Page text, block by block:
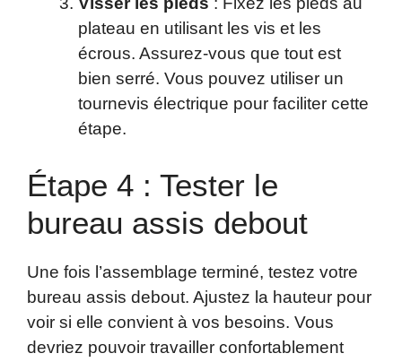
plateau en utilisant les vis et les
écrous. Assurez-vous que tout est
bien serré. Vous pouvez utiliser un
tournevis électrique pour faciliter cette
étape.
Étape 4 : Tester le
bureau assis debout
Une fois l’assemblage terminé, testez votre
bureau assis debout. Ajustez la hauteur pour
voir si elle convient à vos besoins. Vous
devriez pouvoir travailler confortablement